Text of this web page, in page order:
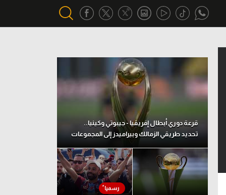
أقسام خاصة
Gamers
ميركاتو
تحقيق في الجول
تقرير في الجول
تحليل في الجول
حكايات في الجول
قرعة دوري أبطال إفريقيا - جيبوتي وكينيا..
تحديد طريقي الزمالك وبيراميدز إلى المجموعات